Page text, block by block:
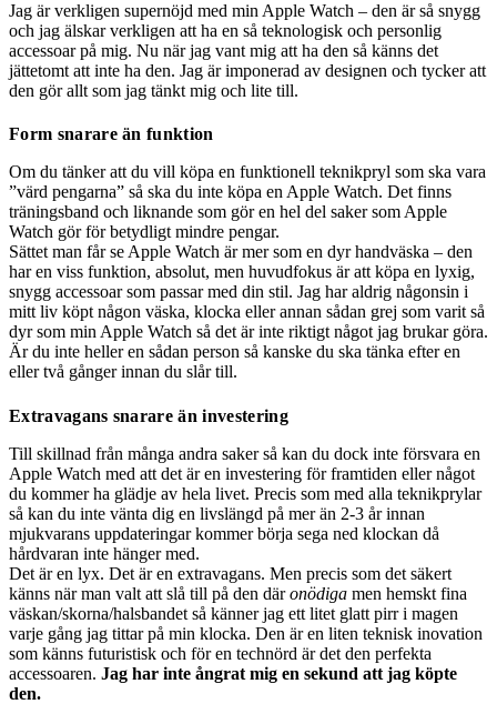
Jag är verkligen supernöjd med min Apple Watch – den är så snygg
och jag älskar verkligen att ha en så teknologisk och personlig
accessoar på mig. Nu när jag vant mig att ha den så känns det
jättetomt att inte ha den. Jag är imponerad av designen och tycker att
den gör allt som jag tänkt mig och lite till.
Form snarare än funktion
Om du tänker att du vill köpa en funktionell teknikpryl som ska vara
”värd pengarna” så ska du inte köpa en Apple Watch. Det finns
träningsband och liknande som gör en hel del saker som Apple
Watch gör för betydligt mindre pengar.
Sättet man får se Apple Watch är mer som en dyr handväska – den
har en viss funktion, absolut, men huvudfokus är att köpa en lyxig,
snygg accessoar som passar med din stil. Jag har aldrig någonsin i
mitt liv köpt någon väska, klocka eller annan sådan grej som varit så
dyr som min Apple Watch så det är inte riktigt något jag brukar göra.
Är du inte heller en sådan person så kanske du ska tänka efter en
eller två gånger innan du slår till.
Extravagans snarare än investering
Till skillnad från många andra saker så kan du dock inte försvara en
Apple Watch med att det är en investering för framtiden eller något
du kommer ha glädje av hela livet. Precis som med alla teknikprylar
så kan du inte vänta dig en livslängd på mer än 2-3 år innan
mjukvarans uppdateringar kommer börja sega ned klockan då
hårdvaran inte hänger med.
Det är en lyx. Det är en extravagans. Men precis som det säkert
känns när man valt att slå till på den däronödiga men hemskt fina
väskan/skorna/halsbandet så känner jag ett litet glatt pirr i magen
varje gång jag tittar på min klocka. Den är en liten teknisk inovation
som känns futuristisk och för en technörd är det den perfekta
accessoaren. Jag har inte ångrat mig en sekund att jag köpte
den.